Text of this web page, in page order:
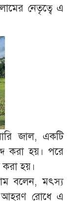
নেতৃত্বে এ
জাল, একটি
করা হয়। পরে
হয়।
বলেন, মৎস্য
আহরণ রোধে এ